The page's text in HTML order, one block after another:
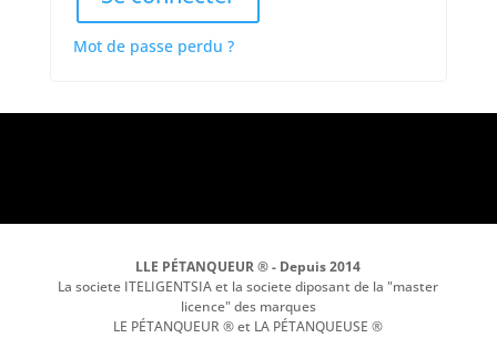
Mot de passe perdu ?
LLE PÉTANQUEUR ® - Depuis 2014
La societe ITELIGENTSIA et la societe diposant de la "master
licence" des marques
LE PÉTANQUEUR ® et LA PÉTANQUEUSE ®